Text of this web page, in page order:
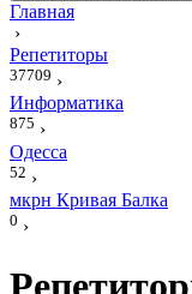
Главная
›
Репетиторы
37709 ›
Информатика
875 ›
Одесса
52 ›
мкрн Кривая Балка
0 ›